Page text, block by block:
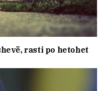
rasti po hetohet